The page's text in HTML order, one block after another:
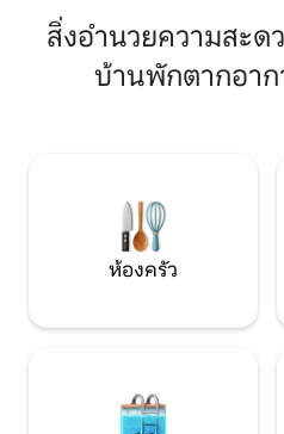
สิ่งอำนวยความสะ
บ้านพักตากอา
ห้องครัว